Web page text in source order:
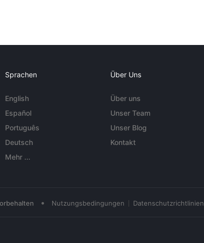
Sprachen
English
Español
Português
Deutsch
Mehr ...
Über Uns
Über uns
Unser Team
Unser Blog
Kontakt
• Nutzungsbedingungen Datenschutzrichtlinien